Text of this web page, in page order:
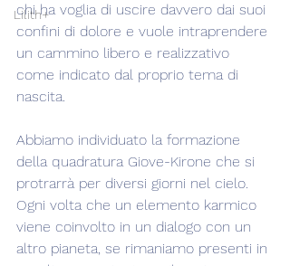
Lilith+
chi ha voglia di uscire davvero dai suoi
confini di dolore e vuole intraprendere
un cammino libero e realizzativo
come indicato dal proprio tema di
nascita.
Abbiamo individuato la formazione
della quadratura Giove-Kirone che si
protrarrà per diversi giorni nel cielo.
Ogni volta che un elemento karmico
viene coinvolto in un dialogo con un
altro pianeta, se rimaniamo presenti in